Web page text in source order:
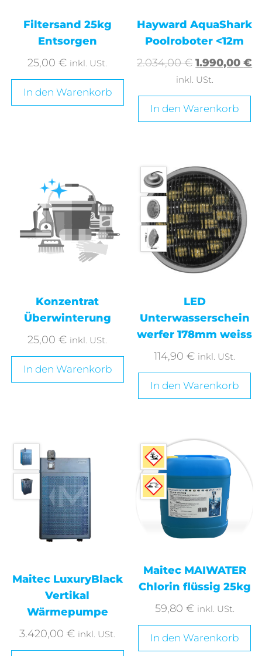
Filtersand 25kg
Entsorgen
25,00€ inkl. USt.
In den Warenkorb
Hayward AquaShark
Poolroboter <12m
2.034,00€ 1.990,00€
inkl. USt.
In den Warenkorb
Konzentrat
Überwinterung
25,00€ inkl. USt.
In den Warenkorb
LED
Unterwasserschein
werfer 178mm weiss
114,90€ inkl. USt.
In den Warenkorb
Maitec LuxuryBlack
Vertikal
Wärmepumpe
3.420,00€ inkl. USt.
Maitec MAIWATER
Chlorin flüssig 25kg
59,80 € inkl. USt.
In den Warenkorb